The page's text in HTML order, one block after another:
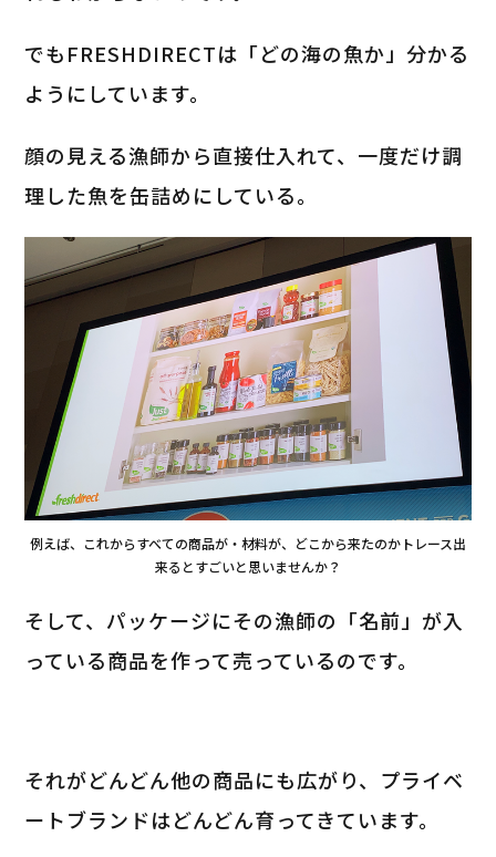
でもFRESHDIRECTは「どの海の魚か」分かる
ようにしています。
顔の見える漁師から直接仕入れて、一度だけ調
理した魚を缶詰めにしている。
例えば、これからすべての商品が・材料が、どこから来たのかトレース出
来るとすごいと思いませんか？
そして、パッケージにその漁師の「名前」が入
っている商品を作って売っているのです。
それがどんどん他の商品にも広がり、プライベ
ートブランドはどんどん育ってきています。